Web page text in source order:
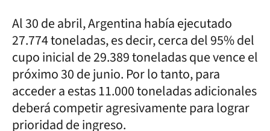
Al 30 de abril, Argentina había ejecutado
27.774 toneladas, es decir, cerca del 95% del
cupo inicial de 29.389 toneladas que vence el
próximo 30 de junio. Por lo tanto, para
acceder a estas 11.000 toneladas adicionales
deberá competir agresivamente para lograr
prioridad de ingreso.